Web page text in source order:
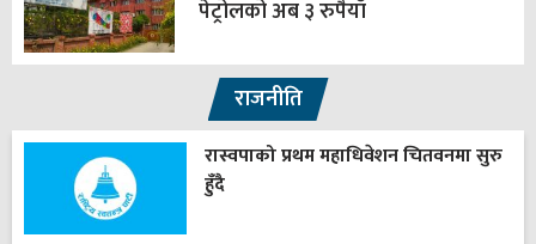
पेट्रोलको अब ३ रुपैयाँ
राजनीति
रास्वपाको प्रथम महाधिवेशन चितवनमा सुरु
हुँदै